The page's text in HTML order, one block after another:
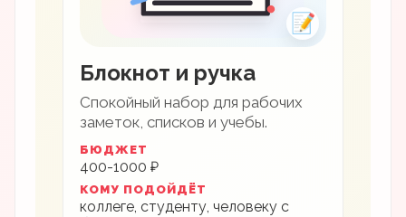
📝
Блокнот и ручка
Спокойный набор для рабочих
заметок, списков и учебы.
БЮДЖЕТ
400-1000 ₽
КОМУ ПОДОЙДЁТ
коллеге, студенту, человеку с